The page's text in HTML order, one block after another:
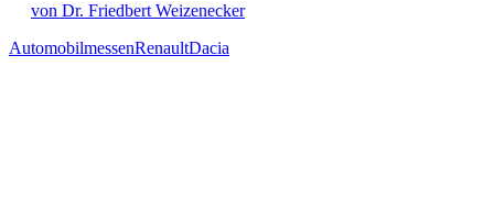
von Dr. Friedbert Weizenecker
AutomobilmessenRenaultDacia